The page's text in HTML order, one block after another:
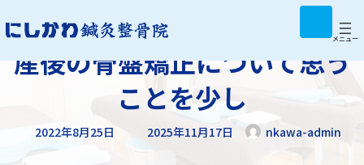
ン
テ
ン
ビ
ゲ
ー
ア
コ
ン
ク
メニュー
産後の骨盤矯正について思う
ことを少し
2022年8月25日 最
終
2025年11月17日 nkawa-admin